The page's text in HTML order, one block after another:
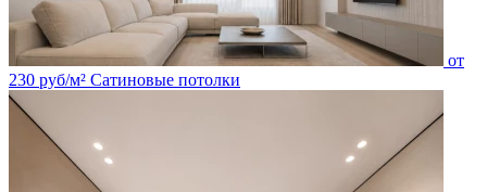
от
230 руб/м² Сатиновые потолки